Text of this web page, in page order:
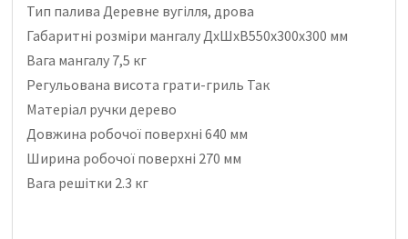
Тип палива Деревне вугілля, дрова
Габаритні розміри мангалу ДхШхВ550х300х300 мм
Вага мангалу 7,5 кг
Регульована висота грати-гриль Так
Матеріал ручки дерево
Довжина робочої поверхні 640 мм
Ширина робочої поверхні 270 мм
Вага решітки 2.3 кг